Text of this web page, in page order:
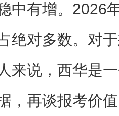
中有增。2026
绝对多数。对
来说，西华是一
，再谈报考价值